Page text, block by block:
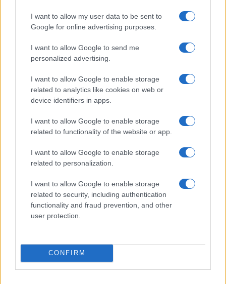
I want to allow my user data to be sent to
Google for online advertising purposes.
I want to allow Google to send me
personalized advertising.
I want to allow Google to enable storage
related to analytics like cookies on web or
device identifiers in apps.
I want to allow Google to enable storage
related to functionality of the website or app.
I want to allow Google to enable storage
related to personalization.
I want to allow Google to enable storage
related to security, including authentication
functionality and fraud prevention, and other
user protection.
CONFIRM